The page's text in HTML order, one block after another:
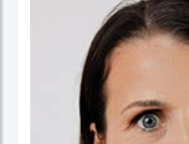
القابضة ودارات الأردنية القابضة.